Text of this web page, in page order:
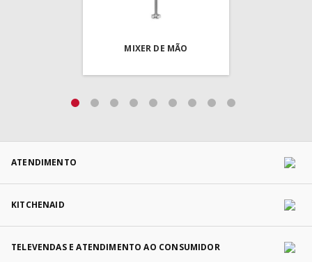
MIXER DE MÃO
ATENDIMENTO
KITCHENAID
TELEVENDAS E ATENDIMENTO AO CONSUMIDOR